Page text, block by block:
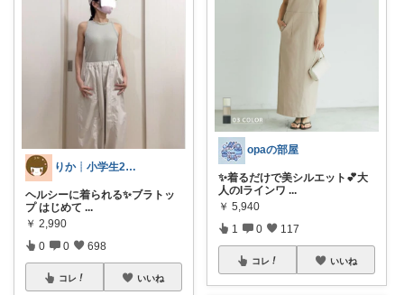
りか┊小学生2人4人家族2LDK暮らし
ヘルシーに着られる✨ブラトッ
プ はじめて ...
￥ 2,990
0 0 698
コレ いいね
opaの部屋
✨着るだけで美シルエット💕大
人のIラインワ ...
￥ 5,940
1 0 117
コレ いいね